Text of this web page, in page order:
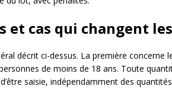
cas qui changent
décrit ci-dessus. La première concerne
de moins de 18 ans. Toute
saisie, indépendamment des